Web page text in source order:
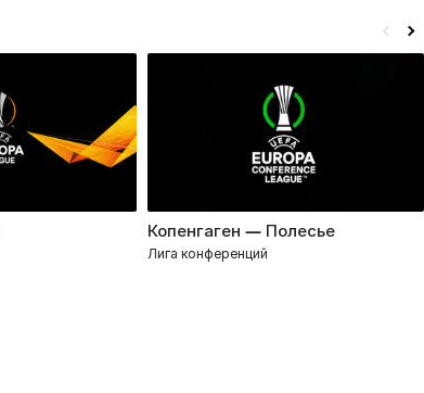
Копенгаген — Полесье
Лига конференций